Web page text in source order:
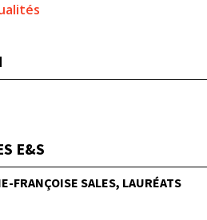
E&S
FRANÇOISE SALES, LAURÉATS